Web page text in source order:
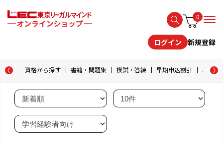
0
ログイン 新規登録
資格から探す 書籍・問題集 模試・答練 早期申込割引 おため